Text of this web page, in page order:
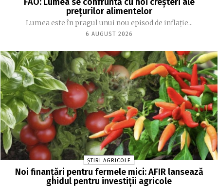
FAO: Lumea se confruntă cu noi creşteri ale
preţurilor alimentelor
Lumea este în pragul unui nou episod de inflaţie...
6 AUGUST 2026
ȘTIRI AGRICOLE
Noi finanțări pentru fermele mici: AFIR lansează
ghidul pentru investiții agricole